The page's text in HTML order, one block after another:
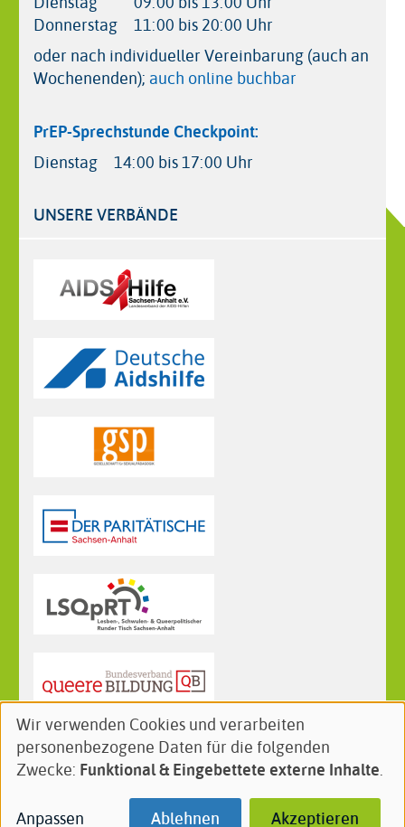
Donnerstag
11:00 bis 20:00 Uhr
oder nach individueller Vereinbarung (auch an
Wochenenden); auch online buchbar
PrEP-Sprechstunde Checkpoint:
Dienstag
14:00 bis 17:00 Uhr
UNSERE VERBÄNDE
Follow
us
FacebookInstagram
Kontakt Newsletter
Impressum
Verwendung
von
personenbezogenen
Wir verwenden Cookies und verarbeiten
personenbezogene Daten für die folgenden
Zwecke: Funktional & Eingebettete externe Inhalte.
Anpassen Ablehnen Akzeptieren